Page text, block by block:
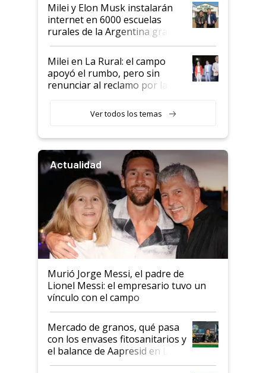
Milei y Elon Musk instalarán
internet en 6000 escuelas
rurales de la Argentina gracias
a un acuerdo con Starlink
Milei en La Rural: el campo
apoyó el rumbo, pero sin
renunciar al reclamo por las
Ver todos los temas
Actualidad
Murió Jorge Messi, el padre de
Lionel Messi: el empresario tuvo un
vínculo con el campo
Mercado de granos, qué pasa
con los envases fitosanitarios y
el balance de Aapresid en La
Posta